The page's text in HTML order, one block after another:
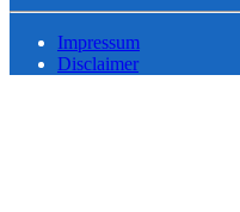
Impressum
Disclaimer